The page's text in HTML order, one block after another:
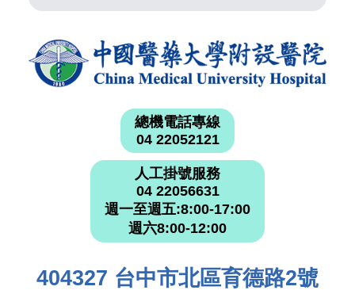
總機電話專線
04 22052121
人工掛號服務
04 22056631
週一至週五:8:00-17:00
週六8:00-12:00
404327 台中市北區育德路2號